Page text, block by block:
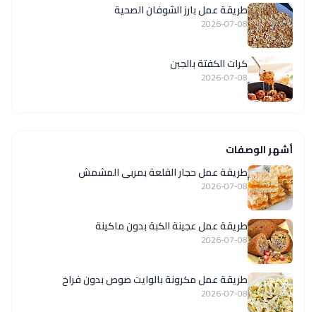
طريقة عمل بارز الشوفان الصحية
2026-07-08
كرات الكفتة بالجبن
2026-07-08
أشهر الوصفات
طريقة عمل حجار القلعة بمربى المشمش
2026-07-08
طريقة عمل عجينة الكبة بدون ماكينة
2026-07-08
طريقة عمل مكرونة بالوايت صوص بدون فراخ
2026-07-08